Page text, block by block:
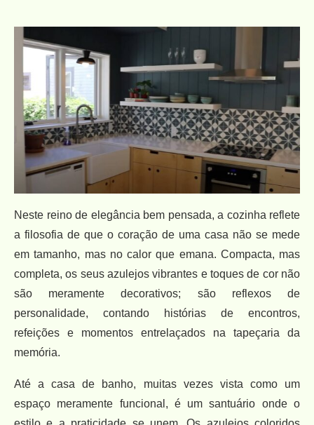
Neste reino de elegância bem pensada, a cozinha reflete
a filosofia de que o coração de uma casa não se mede
em tamanho, mas no calor que emana. Compacta, mas
completa, os seus azulejos vibrantes e toques de cor não
são meramente decorativos; são reflexos de
personalidade, contando histórias de encontros,
refeições e momentos entrelaçados na tapeçaria da
memória.
Até a casa de banho, muitas vezes vista como um
espaço meramente funcional, é um santuário onde o